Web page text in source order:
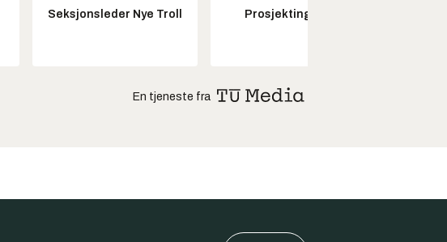
Seksjonsleder Nye Troll Prosjektingeniør
En tjeneste fra